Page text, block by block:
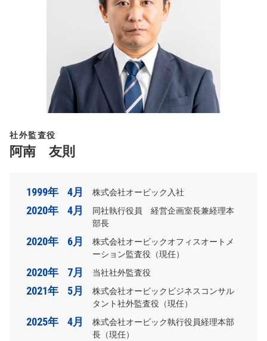
社外監査役
阿南 友則
1999年 4月 株式会社オービック入社
2020年 4月
同社執行役員 経営企画室長兼経理本
部長
2020年 6月
株式会社オービックオフィスオートメ
ーション監査役（現任）
2020年 7月 当社社外監査役
2021年 5月
株式会社オービックビジネスコンサル
タント社外監査役（現任）
2025年 4月
株式会社オービック執行役員経理本部
長（現任）